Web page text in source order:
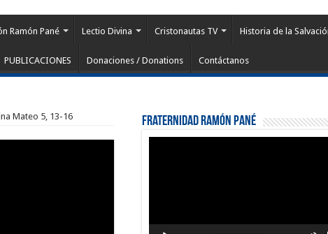
Ramón Pané Lectio Divina Cristonautas TV Historia de la
PUBLICACIONES Donaciones / Donations Contáctanos
Mateo 5, 13-16 Fraternidad Ramón Pané